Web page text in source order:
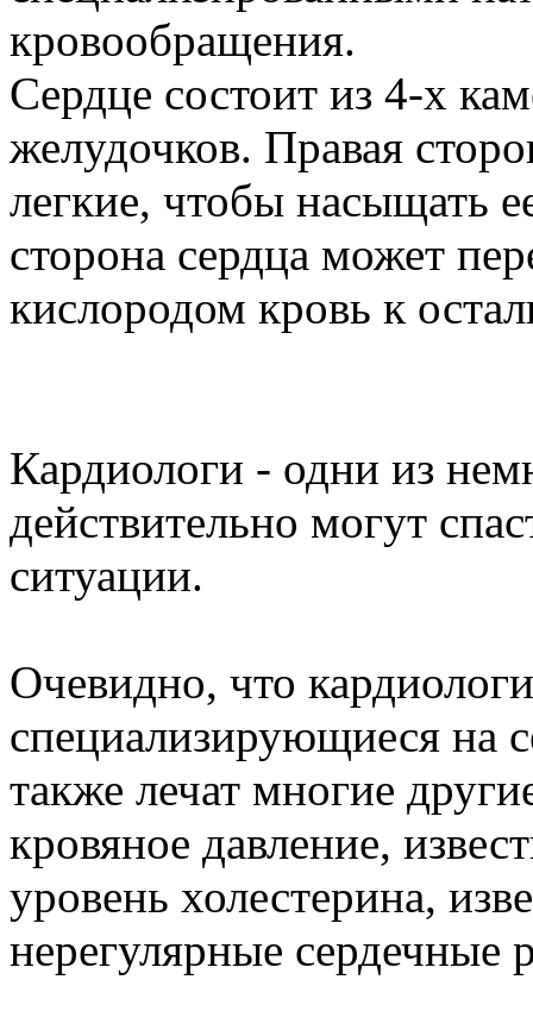
кровообращения.
Сердце состоит из 4-х
желудочков. Правая
легкие, чтобы насыщать
сторона сердца может
кислородом кровь к
Кардиологи - одни из
действительно могут
ситуации.
Очевидно, что
специализирующиеся на
также лечат многие
кровяное давление,
уровень холестерина,
нерегулярные сердечные